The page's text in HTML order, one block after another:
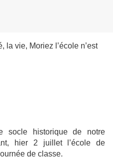
la vie, Moriez l’école n’est
socle historique de notre
hier 2 juillet l’école de
de classe.